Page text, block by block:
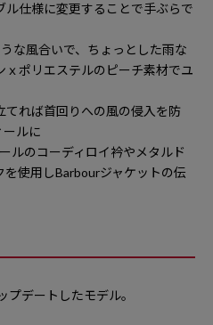
仕様に変更することで手ぶらで
な風合いで、ちょっとした雨な
ｘポリエステルのピーチ素材でユ
れば首回りへの風の侵入を防
ールに
ルのコーディロイ衿やメタルド
使用しBarbourジャケットの伝
プデートしたモデル。